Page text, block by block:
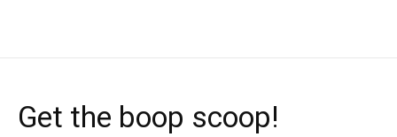
Get the boop scoop!